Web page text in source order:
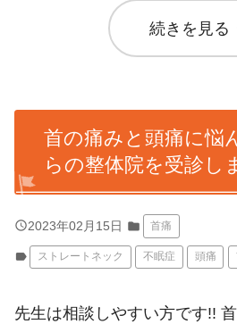
続きを見る
首の痛みと頭痛に悩
らの整体院を受診し
query_builder2023年02月15日 folder 首痛
label ストレートネック 不眠症 頭痛
先生は相談しやすい方です!!